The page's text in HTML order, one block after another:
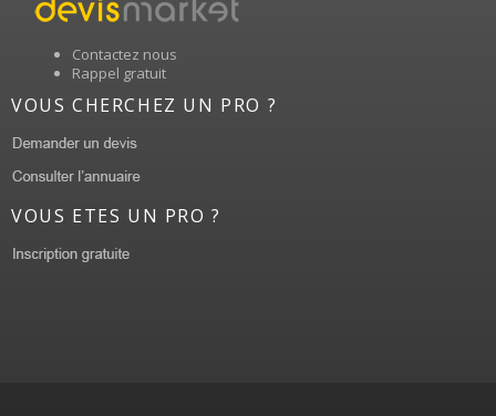
Contactez nous
Rappel gratuit
VOUS CHERCHEZ UN PRO ?
VOUS ETES UN PRO ?